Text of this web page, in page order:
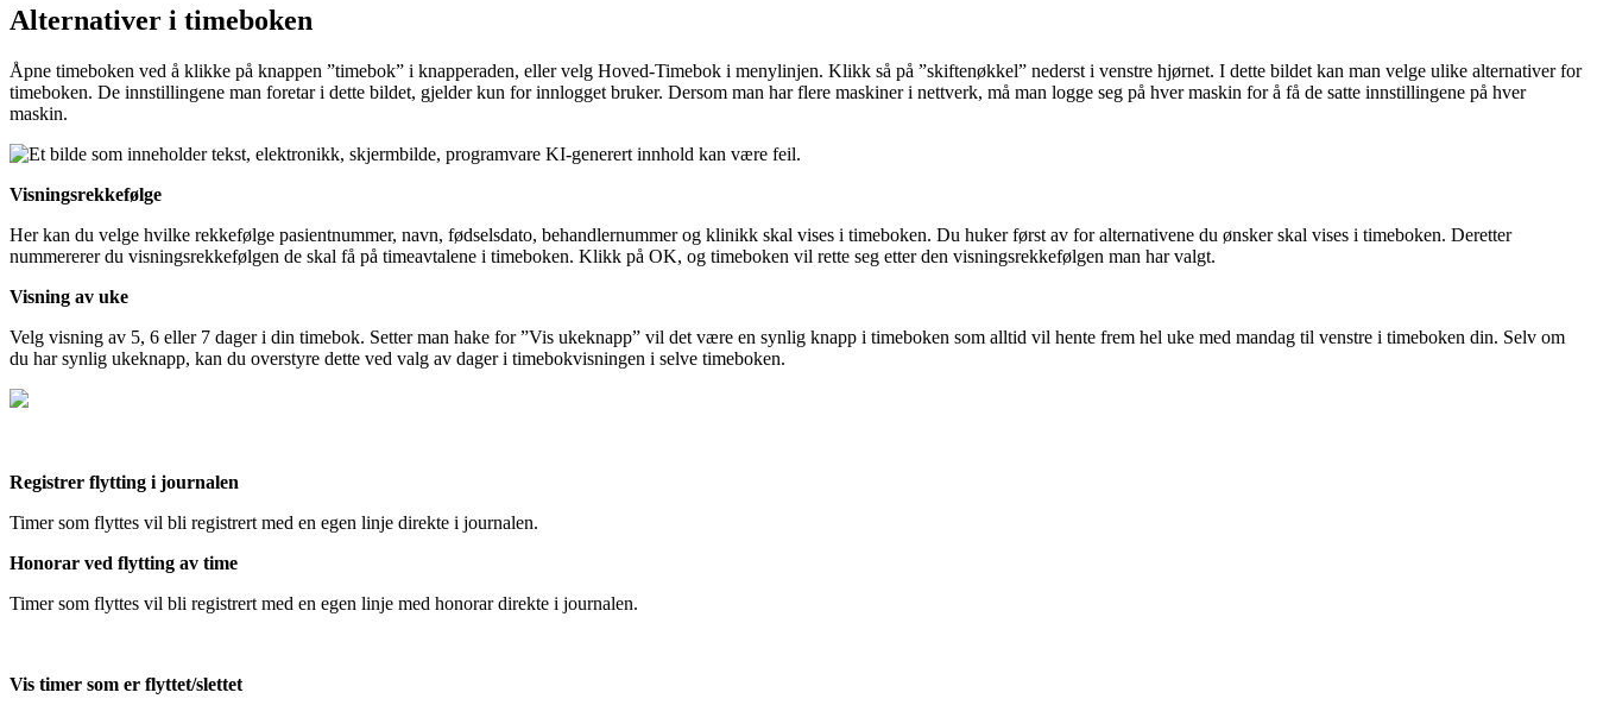
Alternativer i timeboken
Åpne timeboken ved å klikke på knappen ”timebok” i knapperaden, eller velg Hoved-Timebok i menylinjen. Klikk så på ”skiftenøkkel” nederst i venstre hjørnet. I dette bildet kan man velge ulike alternativer for
timeboken. De innstillingene man foretar i dette bildet, gjelder kun for innlogget bruker. Dersom man har flere maskiner i nettverk, må man logge seg på hver maskin for å få de satte innstillingene på hver
maskin.
Visningsrekkefølge
Her kan du velge hvilke rekkefølge pasientnummer, navn, fødselsdato, behandlernummer og klinikk skal vises i timeboken. Du huker først av for alternativene du ønsker skal vises i timeboken. Deretter
nummererer du visningsrekkefølgen de skal få på timeavtalene i timeboken. Klikk på OK, og timeboken vil rette seg etter den visningsrekkefølgen man har valgt.
Visning av uke
Velg visning av 5, 6 eller 7 dager i din timebok. Setter man hake for ”Vis ukeknapp” vil det være en synlig knapp i timeboken som alltid vil hente frem hel uke med mandag til venstre i timeboken din. Selv om
du har synlig ukeknapp, kan du overstyre dette ved valg av dager i timebokvisningen i selve timeboken.
Registrer flytting i journalen
Timer som flyttes vil bli registrert med en egen linje direkte i journalen.
Honorar ved flytting av time
Timer som flyttes vil bli registrert med en egen linje med honorar direkte i journalen.
Vis timer som er flyttet/slettet